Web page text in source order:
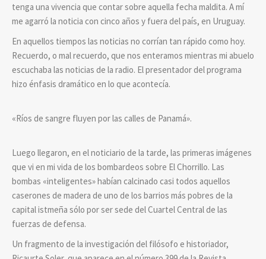
tenga una vivencia que contar sobre aquella fecha maldita. A mí
me agarró la noticia con cinco años y fuera del país, en Uruguay.
En aquellos tiempos las noticias no corrían tan rápido como hoy.
Recuerdo, o mal recuerdo, que nos enteramos mientras mi abuelo
escuchaba las noticias de la radio. El presentador del programa
hizo énfasis dramático en lo que acontecía.
«Ríos de sangre fluyen por las calles de Panamá».
Luego llegaron, en el noticiario de la tarde, las primeras imágenes
que vi en mi vida de los bombardeos sobre El Chorrillo. Las
bombas «inteligentes» habían calcinado casi todos aquellos
caserones de madera de uno de los barrios más pobres de la
capital istmeña sólo por ser sede del Cuartel Central de las
fuerzas de defensa.
Un fragmento de la investigación del filósofo e historiador,